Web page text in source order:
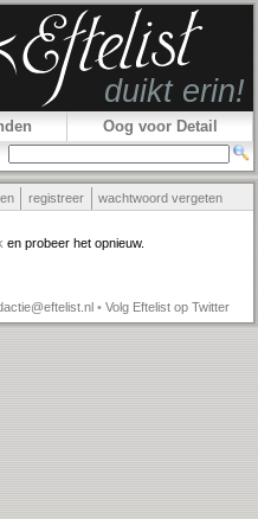
Oog voor Detail
registreer wachtwoord vergeten
en probeer het opnieuw.
• Volg Eftelist op Twitter